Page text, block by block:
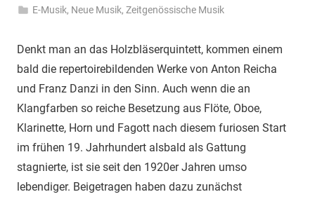
E-Musik, Neue Musik,Zeitgenössische Musik
Denkt man an das Holzbläserquintett, kommen einem
bald die repertoirebildenden Werke von Anton Reicha
und Franz Danzi in den Sinn. Auch wenn die an
Klangfarben so reiche Besetzung aus Flöte, Oboe,
Klarinette, Horn und Fagott nach diesem furiosen Start
im frühen 19. Jahrhundert alsbald als Gattung
stagnierte, ist sie seit den 1920er Jahren umso
lebendiger. Beigetragen haben dazu zunächst